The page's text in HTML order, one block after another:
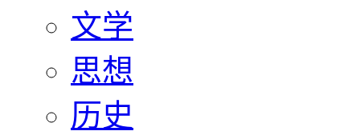
文学
思想
历史